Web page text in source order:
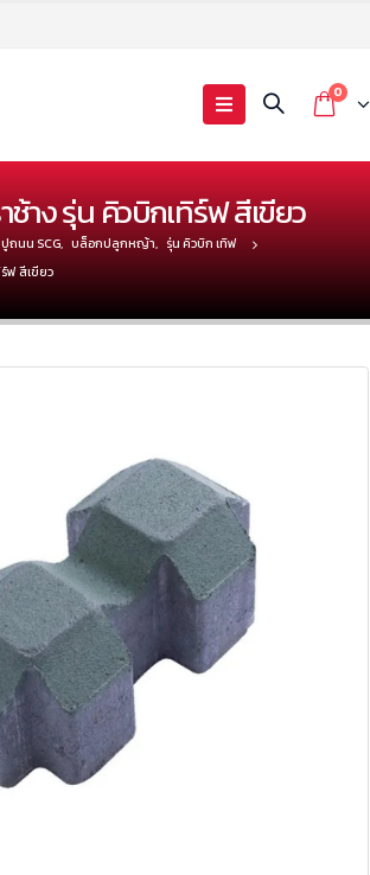
0
าง รุ่น คิวบิกเทิร์ฟ สีเขียว
ถนน SCG, บล็อกปลูกหญ้า, รุ่น คิวบิก เทิฟ
ฟ สีเขียว